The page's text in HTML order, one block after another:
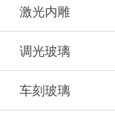
激光内雕
调光玻璃
车刻玻璃